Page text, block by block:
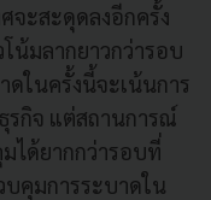
จะสะดุดลงอีกครั้ง
น้มลากยาวกว่ารอบ
ดในครั้งนี้จะเน้นการ
รกิจ แต่สถานการณ์
ได้ยากกว่ารอบที่
บคุมการระบาดใน